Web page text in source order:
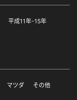
平成11年-15年
マツダ その他